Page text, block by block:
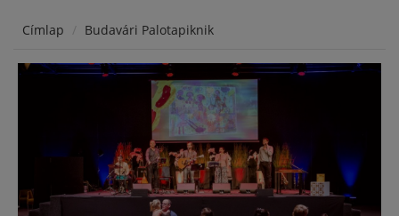
Címlap Budavári Palotapiknik